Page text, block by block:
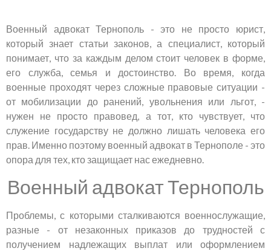
Военный адвокат Тернополь - это не просто юрист,
который знает статьи законов, а специалист, который
понимает, что за каждым делом стоит человек в форме,
его служба, семья и достоинство. Во время, когда
военные проходят через сложные правовые ситуации -
от мобилизации до ранений, увольнения или льгот, -
нужен не просто правовед, а тот, кто чувствует, что
служение государству не должно лишать человека его
прав. Именно поэтому военный адвокат в Тернополе - это
опора для тех, кто защищает нас ежедневно.
Военный адвокат Тернополь
Проблемы, с которыми сталкиваются военнослужащие,
разные - от незаконных приказов до трудностей с
получением надлежащих выплат или оформлением